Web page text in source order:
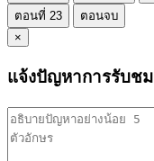
ตอนที่ 23
ตอนจบ
×
แจ้งปัญหาการรับชม